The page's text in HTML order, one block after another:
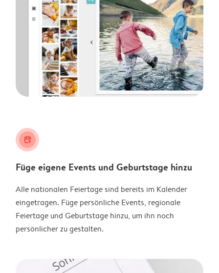
calendar_plus
Füge eigene Events und Geburtstage hinzu
Alle nationalen Feiertage sind bereits im Kalender
eingetragen. Füge persönliche Events, regionale
Feiertage und Geburtstage hinzu, um ihn noch
persönlicher zu gestalten.